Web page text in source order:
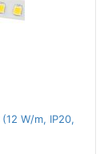
W/m, IP20,